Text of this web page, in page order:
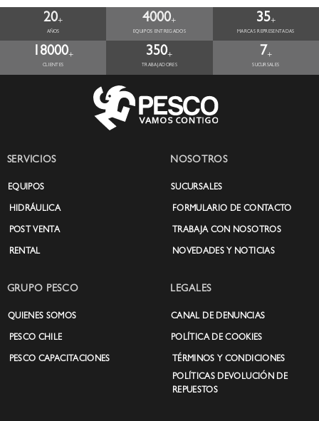
20+
AÑOS
4000+
EQUIPOS ENTREGADOS
35+
MARCAS REPRESENTADAS
18000+
CLIENTES
350+
TRABAJADORES
7+
SUCURSALES
SERVICIOS
EQUIPOS
HIDRÁULICA
POST VENTA
RENTAL
NOSOTROS
SUCURSALES
FORMULARIO DE CONTACTO
TRABAJA CON NOSOTROS
NOVEDADES Y NOTICIAS
GRUPO PESCO
QUIENES SOMOS
PESCO CHILE
PESCO CAPACITACIONES
LEGALES
CANAL DE DENUNCIAS
POLÍTICA DE COOKIES
TÉRMINOS Y CONDICIONES
POLÍTICAS DEVOLUCIÓN DE
REPUESTOS